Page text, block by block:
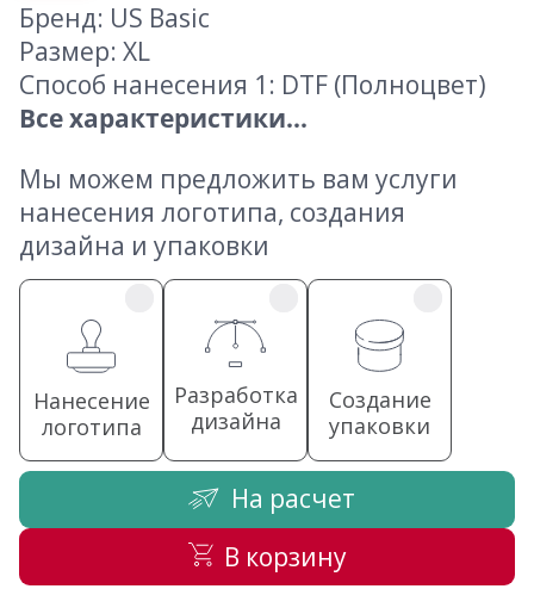
Бренд: US Basic
Размер: XL
Способ нанесения 1: DTF (Полноцвет)
Все характеристики...
Мы можем предложить вам услуги
нанесения логотипа, создания
дизайна и упаковки
Нанесение
логотипа
Разработка
дизайна
Создание
упаковки
На расчет
В корзину